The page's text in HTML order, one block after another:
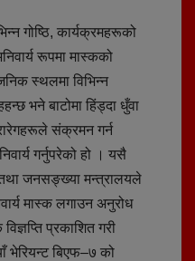
गोष्ठि, कार्यक्रमहरूको
रूपमा मास्कको
स्थलमा विभिन्न
भने बाटोमा हिंड्दा धुँवा
संक्रमन गर्न
गर्नुपरेको हो । यसै
जनसङ्ख्या मन्त्रालयले
मास्क लगाउन अनुरोध
प्रकाशित गरी
भेरियन्ट बिएफ–७ को